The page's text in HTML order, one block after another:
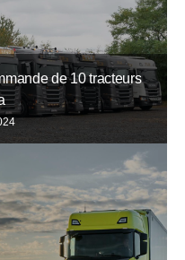
de 10 tracteurs